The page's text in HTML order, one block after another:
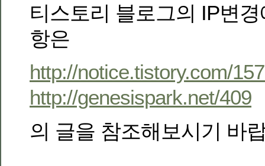
티스토리 블로그의 IP변
항은
http://notice.tistory.com/
http://genesispark.net/409
의 글을 참조해보시기 바